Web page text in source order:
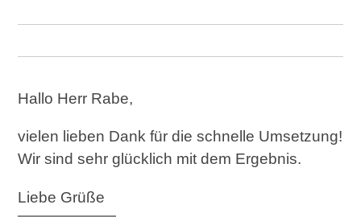
Hallo Herr Rabe,
vielen lieben Dank für die schnelle Umsetzung!
Wir sind sehr glücklich mit dem Ergebnis.
Liebe Grüße